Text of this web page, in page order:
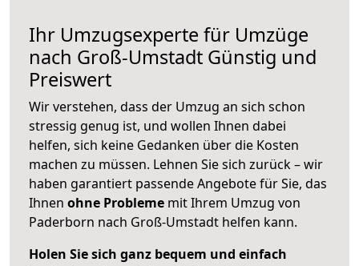
Ihr Umzugsexperte für Umzüge
nach Groß-Umstadt Günstig und
Preiswert
Wir verstehen, dass der Umzug an sich schon
stressig genug ist, und wollen Ihnen dabei
helfen, sich keine Gedanken über die Kosten
machen zu müssen. Lehnen Sie sich zurück – wir
haben garantiert passende Angebote für Sie, das
Ihnen ohne Probleme mit Ihrem Umzug von
Paderborn nach Groß-Umstadt helfen kann.
Holen Sie sich ganz bequem und einfach